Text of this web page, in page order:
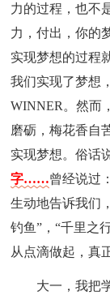
力的过程，也不
力，付出，你的
实现梦想的过程
我们实现了梦想
WINNER。然而
磨砺，梅花香自
实现梦想。俗话
字……曾经说过
生动地告诉我们
钓鱼”，“千里之
从点滴做起，真
大一，我把